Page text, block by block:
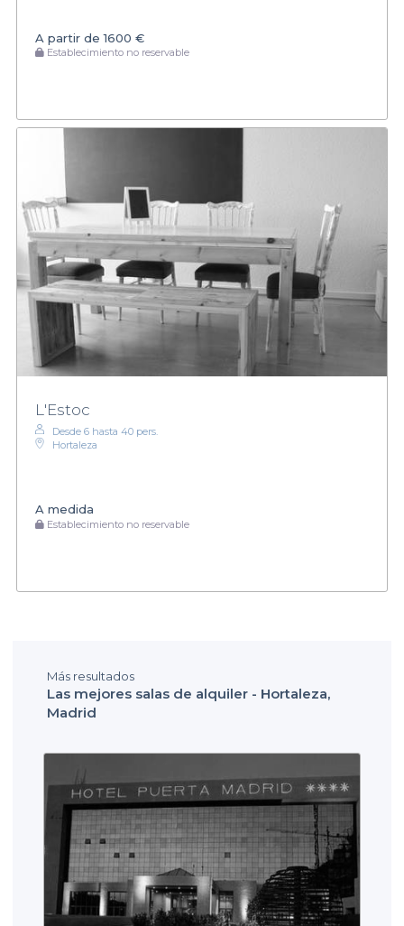
A partir de1600 €
Establecimiento no reservable
L'Estoc
Desde 6 hasta 40 pers.
Hortaleza
A medida
Establecimiento no reservable
Más resultados
Las mejores salas de alquiler - Hortaleza,
Madrid